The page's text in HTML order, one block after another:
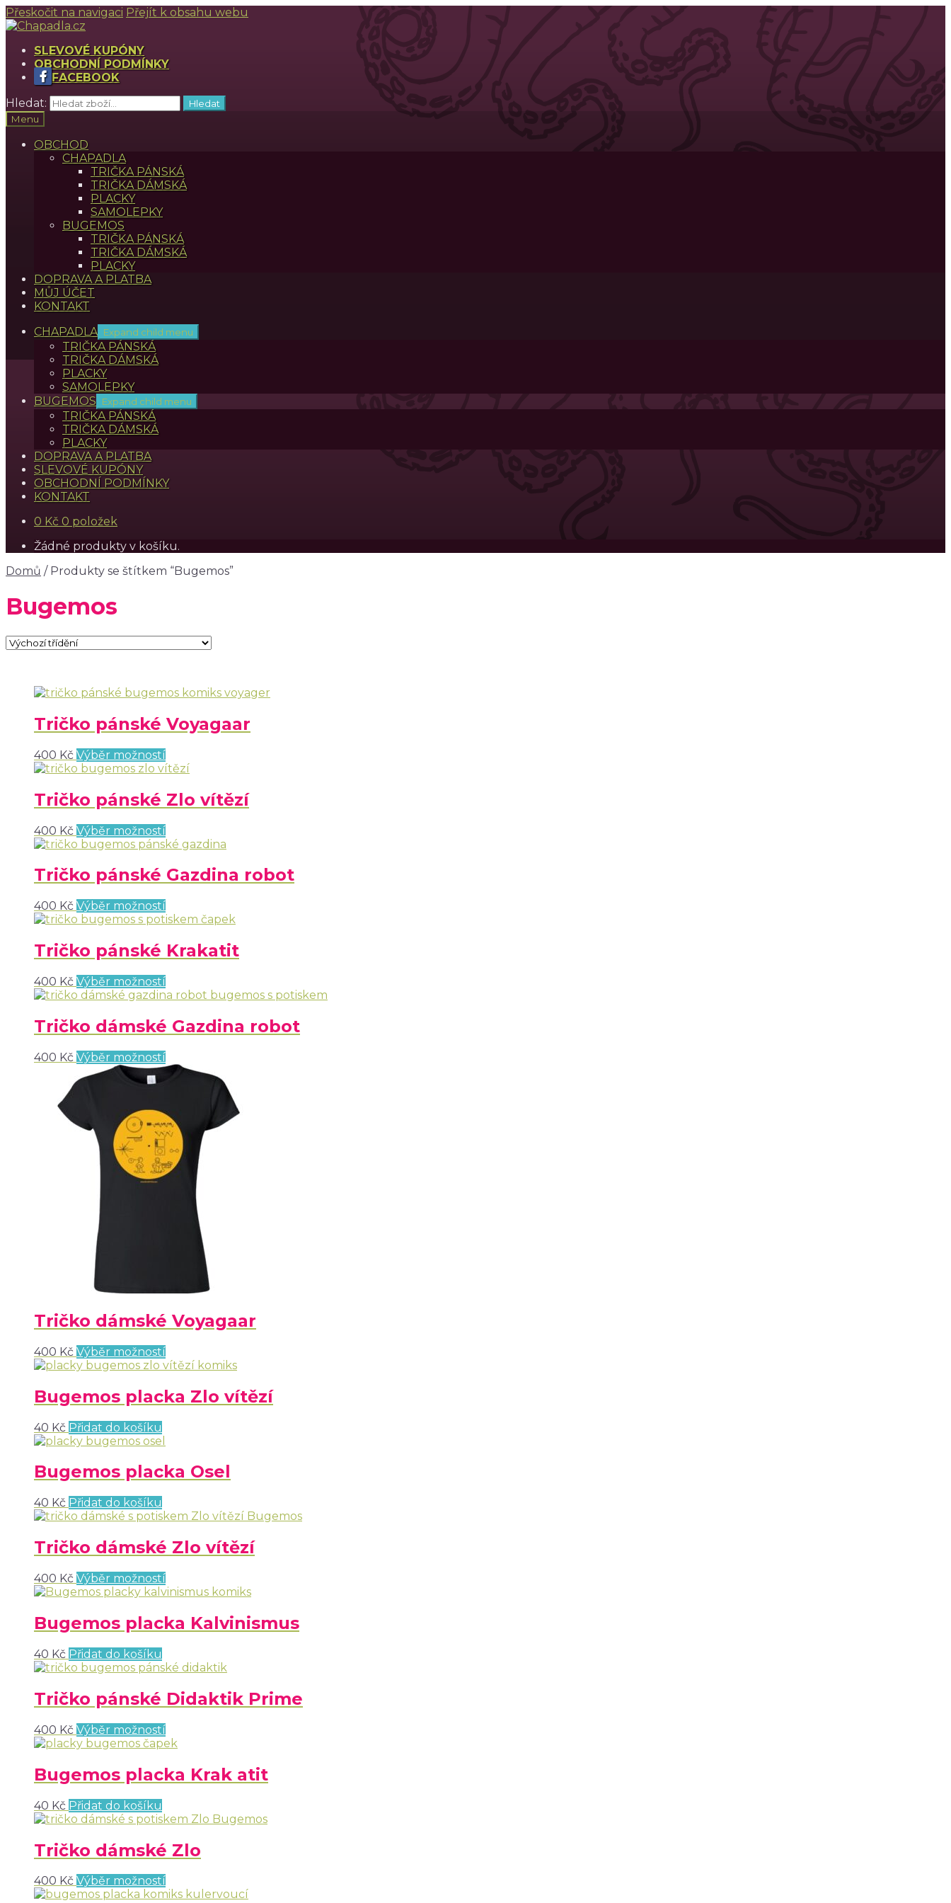
Přeskočit na navigaci Přejít k obsahu webu
SLEVOVÉ KUPÓNY
OBCHODNÍ PODMÍNKY
FACEBOOK
Hledat:
Hledat
Menu
OBCHOD
CHAPADLA
TRIČKA PÁNSKÁ
TRIČKA DÁMSKÁ
PLACKY
SAMOLEPKY
BUGEMOS
TRIČKA PÁNSKÁ
TRIČKA DÁMSKÁ
PLACKY
DOPRAVA A PLATBA
MŮJ ÚČET
KONTAKT
CHAPADLA Expand child menu
TRIČKA PÁNSKÁ
TRIČKA DÁMSKÁ
PLACKY
SAMOLEPKY
BUGEMOS Expand child menu
TRIČKA PÁNSKÁ
TRIČKA DÁMSKÁ
PLACKY
DOPRAVA A PLATBA
SLEVOVÉ KUPÓNY
OBCHODNÍ PODMÍNKY
KONTAKT
0 Kč 0 položek
Žádné produkty v košíku.
Domů / Produkty se štítkem “Bugemos”
Bugemos
Tričko pánské Voyagaar
400 Kč Výběr možností
Tričko pánské Zlo vítězí
400 Kč Výběr možností
Tričko pánské Gazdina robot
400 Kč Výběr možností
Tričko pánské Krakatit
400 Kč Výběr možností
Tričko dámské Gazdina robot
400 Kč Výběr možností
Tričko dámské Voyagaar
400 Kč Výběr možností
Bugemos placka Zlo vítězí
40 Kč Přidat do košíku
Bugemos placka Osel
40 Kč Přidat do košíku
Tričko dámské Zlo vítězí
400 Kč Výběr možností
Bugemos placka Kalvinismus
40 Kč Přidat do košíku
Tričko pánské Didaktik Prime
400 Kč Výběr možností
Bugemos placka Krak atit
40 Kč Přidat do košíku
Tričko dámské Zlo
400 Kč Výběr možností